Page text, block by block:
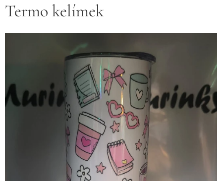
Termo kelímek